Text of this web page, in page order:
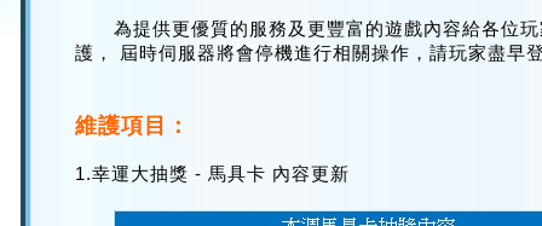
為提供更優質的服務及更豐富的遊戲內容給各位
護， 屆時伺服器將會停機進行相關操作，請玩家盡早
維護項目：
1.幸運大抽獎 - 馬具卡 內容更新